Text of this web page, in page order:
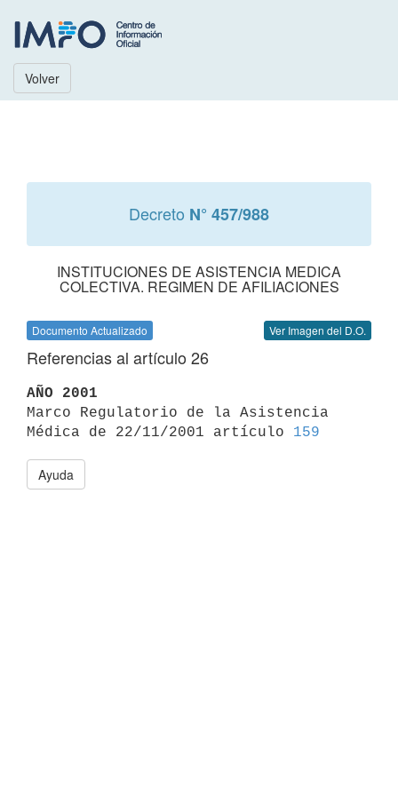
Volver
Decreto N° 457/988
INSTITUCIONES DE ASISTENCIA MEDICA
COLECTIVA. REGIMEN DE AFILIACIONES
Documento Actualizado Ver Imagen del D.O.
Referencias al artículo 26
AÑO 2001
Marco Regulatorio de la Asistencia
Médica de 22/11/2001 artículo 159
Ayuda